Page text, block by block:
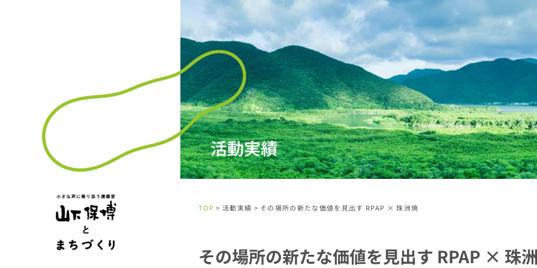
活動実績
TOP > 活動実績 > その場所の新たな価値を見出す RPAP × 珠洲焼
その場所の新たな価値を見出す RPAP × 珠